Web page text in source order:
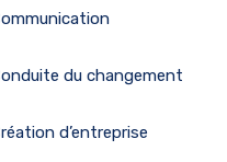
du changement
d’entreprise